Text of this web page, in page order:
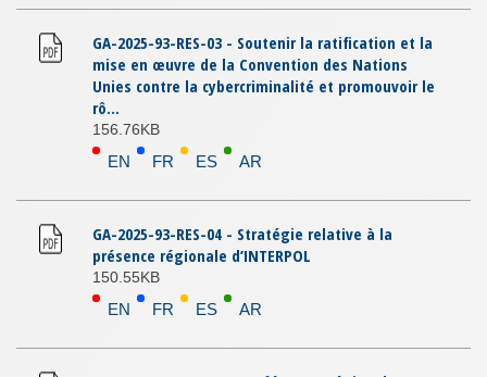
GA-2025-93-RES-03 - Soutenir la ratification et la
mise en œuvre de la Convention des Nations
Unies contre la cybercriminalité et promouvoir le
rô...
156.76KB
EN FR ES AR
GA-2025-93-RES-04 - Stratégie relative à la
présence régionale d’INTERPOL
150.55KB
EN FR ES AR